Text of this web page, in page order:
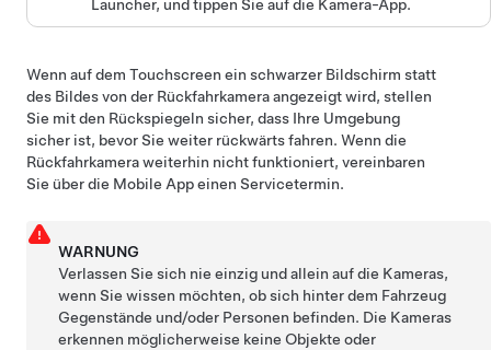
Launcher, und tippen Sie auf die Kamera-App.
Wenn auf dem Touchscreen ein schwarzer Bildschirm statt
des Bildes von der Rückfahrkamera angezeigt wird, stellen
Sie mit den Rückspiegeln sicher, dass Ihre Umgebung
sicher ist, bevor Sie weiter rückwärts fahren. Wenn die
Rückfahrkamera weiterhin nicht funktioniert, vereinbaren
Sie über die Mobile App einen Servicetermin.
WARNUNG
Verlassen Sie sich nie einzig und allein auf die Kameras,
wenn Sie wissen möchten, ob sich hinter dem Fahrzeug
Gegenstände und/oder Personen befinden. Die Kameras
erkennen möglicherweise keine Objekte oder